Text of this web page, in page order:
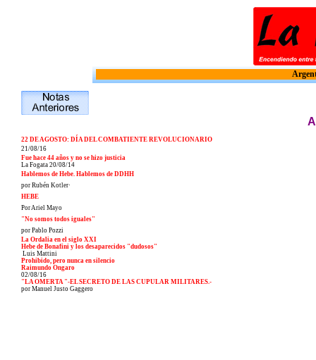
22 DE AGOSTO: DÍA DEL COMBATIENTE REVOLUCIONARIO
21/08/16
Fue hace 44 años y no se hizo justicia
La Fogata 20/08/14
Hablemos de Hebe. Hablemos de DDHH
por Rubén Kotler·
HEBE
Por Ariel Mayo
"No somos todos iguales"
por Pablo Pozzi
La Ordalia en el siglo XXI
Hebe de Bonafini y los desaparecidos "dudosos"
Luis Mattini
Prohibido, pero nunca en silencio
Raimundo Ongaro
02/08/16
"LA OMERTA "-EL SECRETO DE LAS CUPULAR MILITARES.-
por Manuel Justo Gaggero